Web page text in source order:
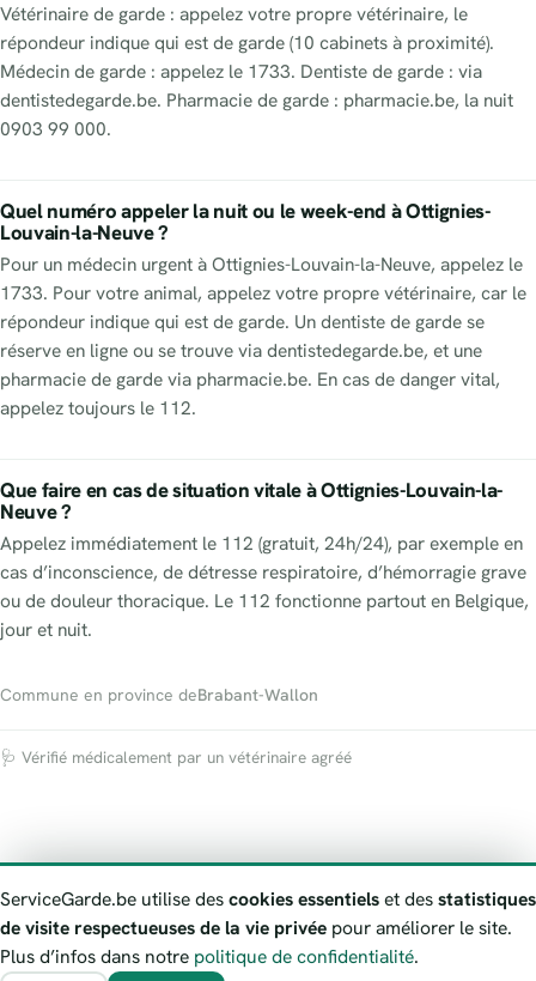
Vétérinaire de garde : appelez votre propre vétérinaire, le
répondeur indique qui est de garde (10 cabinets à proximité).
Médecin de garde : appelez le 1733. Dentiste de garde : via
dentistedegarde.be. Pharmacie de garde : pharmacie.be, la nuit
0903 99 000.
Quel numéro appeler la nuit ou le week-end à Ottignies-
Louvain-la-Neuve ?
Pour un médecin urgent à Ottignies-Louvain-la-Neuve, appelez le
1733. Pour votre animal, appelez votre propre vétérinaire, car le
répondeur indique qui est de garde. Un dentiste de garde se
réserve en ligne ou se trouve via dentistedegarde.be, et une
pharmacie de garde via pharmacie.be. En cas de danger vital,
appelez toujours le 112.
Que faire en cas de situation vitale à Ottignies-Louvain-la-
Neuve ?
Appelez immédiatement le 112 (gratuit, 24h/24), par exemple en
cas d’inconscience, de détresse respiratoire, d’hémorragie grave
ou de douleur thoracique. Le 112 fonctionne partout en Belgique,
jour et nuit.
Commune en province deBrabant-Wallon
🩺 Vérifié médicalement par un vétérinaire agréé
AvertissementSignaler une information erronée
ServiceGarde.be présente des informations publiques de garde à
titre indicatif. En cas de danger vital, appelez toujours le 112.
ServiceGarde.be utilise descookies essentielset desstatistiques
de visite respectueuses de la vie privée pour améliorer le site.
Plus d’infos dans notre politique de confidentialité.